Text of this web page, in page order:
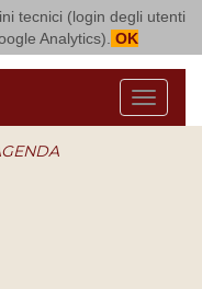
tecnici (login degli utenti
Analytics). OK
Bitonto
Menu